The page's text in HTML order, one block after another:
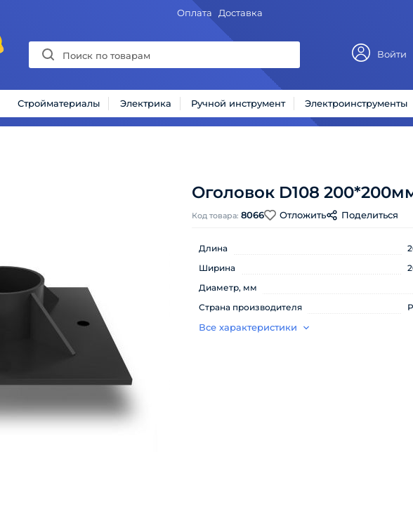
Оплата Доставка
Войти
Стройматериалы Электрика Ручной инструмент Электроинструменты
Оголовок D108
Код товара: 8066 Отложить Поделиться
Длина
Ширина
Диаметр, мм
Страна производителя
Все характеристики